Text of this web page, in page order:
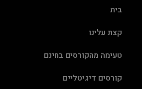
בית
קצת עלינו
טעימה מהקורסים בחינם
קורסים דיגיטליים